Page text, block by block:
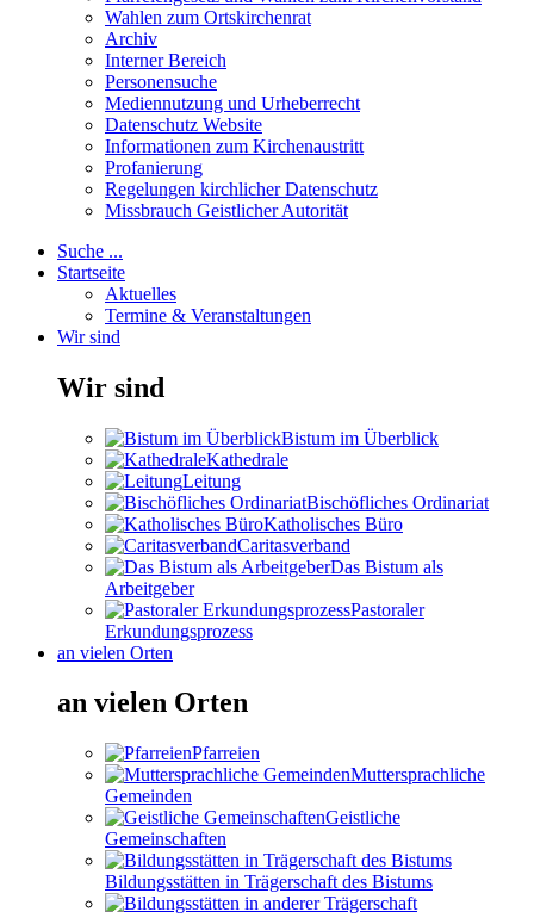
Wahlen zum Ortskirchenrat
Archiv
Interner Bereich
Personensuche
Mediennutzung und Urheberrecht
Datenschutz Website
Informationen zum Kirchenaustritt
Profanierung
Regelungen kirchlicher Datenschutz
Missbrauch Geistlicher Autorität
Suche ...
Startseite
Aktuelles
Termine & Veranstaltungen
Wir sind
Wir sind
Bistum im Überblick
Kathedrale
Leitung
Bischöfliches Ordinariat
Katholisches Büro
Caritasverband
Das Bistum als
Arbeitgeber
Pastoraler
Erkundungsprozess
an vielen Orten
an vielen Orten
Pfarreien
Muttersprachliche
Gemeinden
Geistliche
Gemeinschaften
Bildungsstätten in Trägerschaft des Bistums